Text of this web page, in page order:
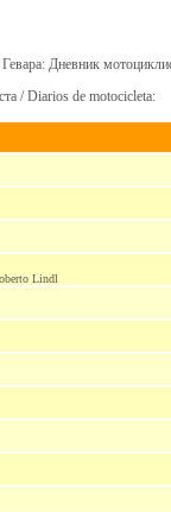
Дневник
/ Diarios de motocicleta:
Lindl